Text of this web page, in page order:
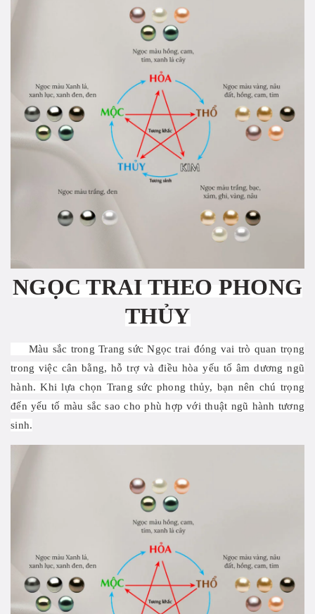
NGỌC TRAI THEO PHONG
THỦY
Màu sắc trong Trang sức Ngọc trai đóng vai trò quan trọng
trong việc cân bằng, hỗ trợ và điều hòa yếu tố âm dương ngũ
hành. Khi lựa chọn Trang sức phong thủy, bạn nên chú trọng
đến yếu tố màu sắc sao cho phù hợp với thuật ngũ hành tương
sinh.